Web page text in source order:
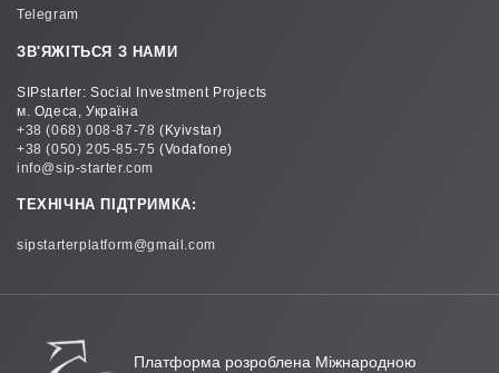
Telegram
ЗВ'ЯЖІТЬСЯ З НАМИ
SIPstarter: Social Investment Projects
м. Одеса, Україна
+38 (068) 008-87-78 (Kyivstar)
+38 (050) 205-85-75 (Vodafone)
info@sip-starter.com
ТЕХНІЧНА ПІДТРИМКА:
sipstarterplatform@gmail.com
Платформа розроблена Міжнародною